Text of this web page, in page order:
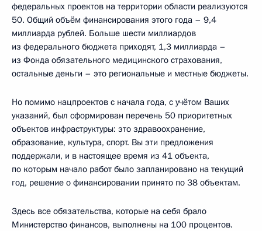
федеральных проектов на территории области реализуются
50. Общий объём финансирования этого года – 9,4
миллиарда рублей. Больше шести миллиардов
из федерального бюджета приходят, 1,3 миллиарда –
из Фонда обязательного медицинского страхования,
остальные деньги – это региональные и местные бюджеты.
Но помимо нацпроектов с начала года, с учётом Ваших
указаний, был сформирован перечень 50 приоритетных
объектов инфраструктуры: это здравоохранение,
образование, культура, спорт. Вы эти предложения
поддержали, и в настоящее время из 41 объекта,
по которым начало работ было запланировано на текущий
год, решение о финансировании принято по 38 объектам.
Здесь все обязательства, которые на себя брало
Министерство финансов, выполнены на 100 процентов.